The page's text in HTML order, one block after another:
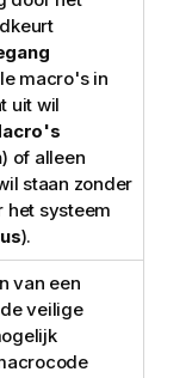
macro's in
uit wil
) of alleen
staan zonder
het systeem
).
van een
veilige